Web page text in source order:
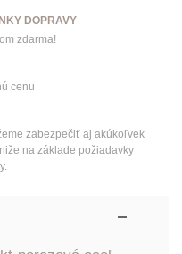
DOPRAVY
zdarma!
cenu
zabezpečiť aj akúkoľvek
na základe požiadavky